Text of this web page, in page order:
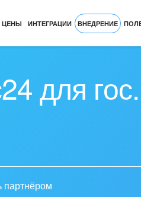
ЦЕНЫ ИНТЕГРАЦИИ ВНЕДРЕНИЕ
для гос.
партнёром